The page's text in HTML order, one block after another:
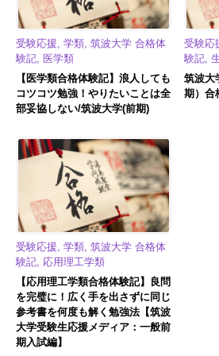
受験応援, 学類, 筑波大学 合格体
験記, 医学類
【医学類合格体験記】浪人しても
コツコツ勉強！やりたいことは全
部妥協しない/筑波大学(前期)
受験応
験記,
筑波大
期）合
受験応援, 学類, 筑波大学 合格体
験記, 応用理工学類
【応用理工学類合格体験記】良問
を完璧に！広く手を出さずに同じ
参考書を何度も解く勉強法【筑波
大学受験生応援メディア：一般前
期入試編】